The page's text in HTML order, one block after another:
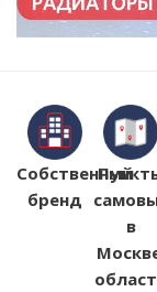
Собственный
бренд
в